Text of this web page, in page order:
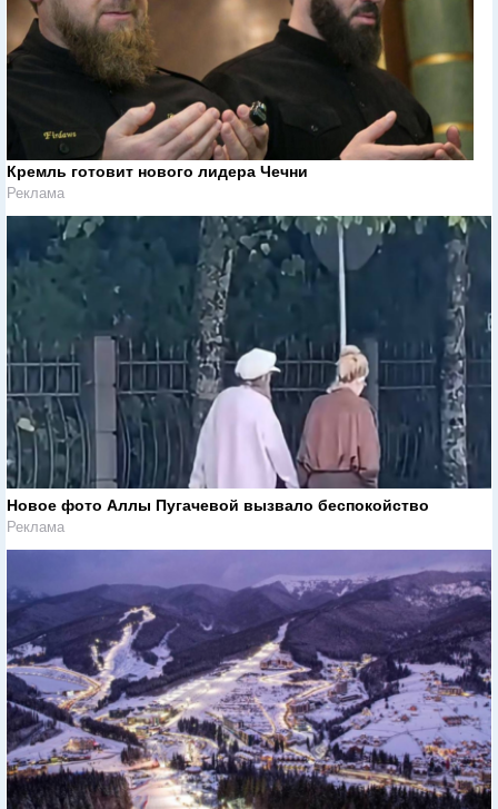
Кремль готовит нового лидера Чечни
Реклама
Новое фото Аллы Пугачевой вызвало беспокойство
Реклама